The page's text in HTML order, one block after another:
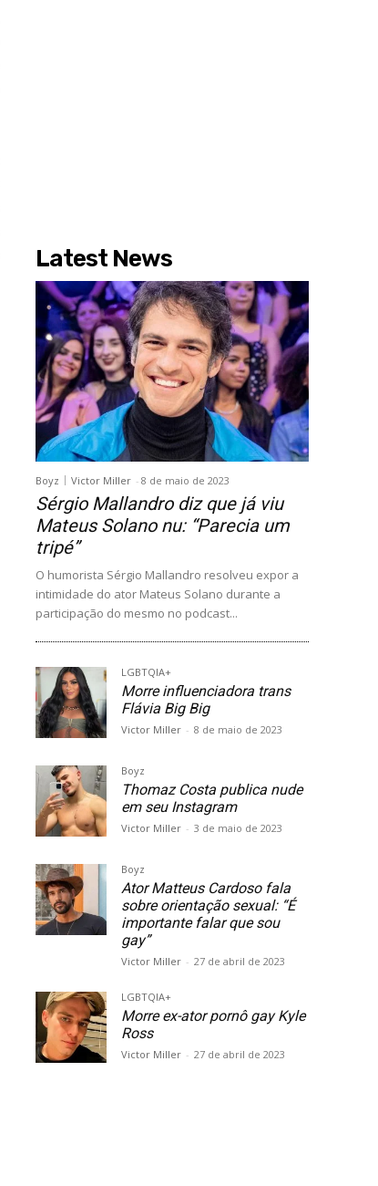
Latest News
Boyz Victor Miller - 8 de maio de 2023
Sérgio Mallandro diz que já viu
Mateus Solano nu: “Parecia um
tripé”
O humorista Sérgio Mallandro resolveu expor a
intimidade do ator Mateus Solano durante a
participação do mesmo no podcast...
LGBTQIA+
Morre influenciadora trans
Flávia Big Big
Victor Miller - 8 de maio de 2023
Boyz
Thomaz Costa publica nude
em seu Instagram
Victor Miller - 3 de maio de 2023
Boyz
Ator Matteus Cardoso fala
sobre orientação sexual: “É
importante falar que sou
gay”
Victor Miller - 27 de abril de 2023
LGBTQIA+
Morre ex-ator pornô gay Kyle
Ross
Victor Miller - 27 de abril de 2023